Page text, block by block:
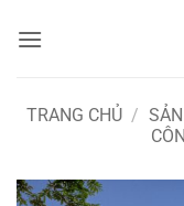
qua
TRANG CHỦ /